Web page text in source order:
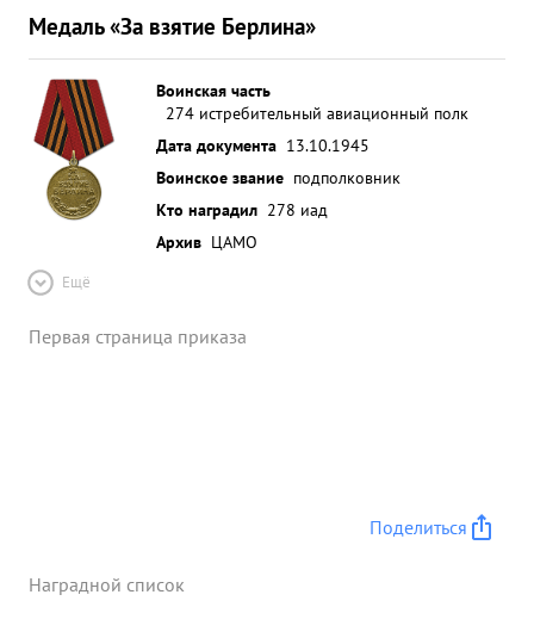
Медаль «За взятие Берлина»
Воинская часть
274 истребительный авиационный полк
Дата документа 13.10.1945
Воинское звание подполковник
Кто наградил 278 иад
Архив ЦАМО
Ещё
Первая страница приказа
Поделиться
Наградной список